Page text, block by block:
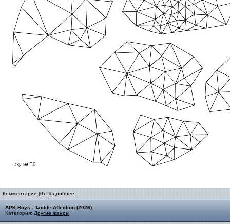
Комментарии (0) Подробнее
APK Boys - Tactile Affection (2026)
Категория: Другие жанры